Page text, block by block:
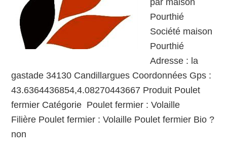
par maison
Pourthié
Société maison
Pourthié
Adresse : la
gastade 34130 Candillargues Coordonnées Gps :
43.6364436854,4.08270443667 Produit Poulet
fermier Catégorie Poulet fermier : Volaille
Filière Poulet fermier : Volaille Poulet fermier Bio ?
non